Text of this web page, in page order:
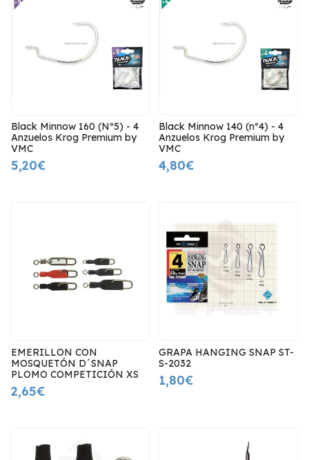
Black Minnow 160 (Nº5) - 4
Anzuelos Krog Premium by
VMC
5,20€
Black Minnow 140 (nº4) - 4
Anzuelos Krog Premium by
VMC
4,80€
EMERILLON CON
MOSQUETÓN D´SNAP
PLOMO COMPETICIÓN XS
2,65€
GRAPA HANGING SNAP ST-
S-2032
1,80€